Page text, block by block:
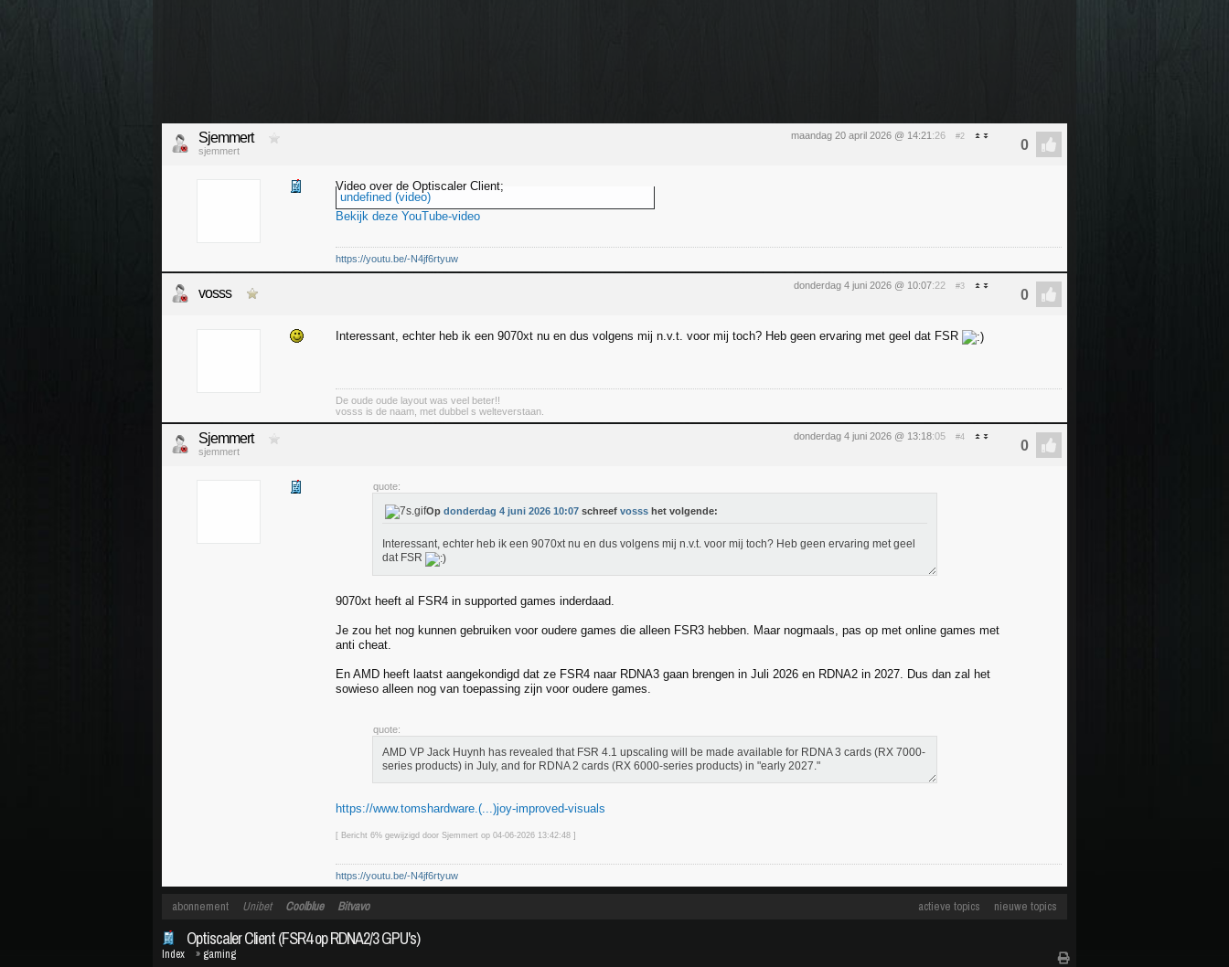
maandag 20 april 2026 @ 14:21 :26 #2
Sjemmert
sjemmert
Video over de Optiscaler Client;
undefined (video)
Bekijk deze YouTube-video
https://youtu.be/-N4jf6rtyuw
donderdag 4 juni 2026 @ 10:07:22 #3
vosss
Interessant, echter heb ik een 9070xt nu en dus volgens mij n.v.t. voor mij toch? Heb geen ervaring met geel dat FSR
De oude oude layout was veel beter!!
vosss is de naam, met dubbel s welteverstaan.
donderdag 4 juni 2026 @ 13:18:05 #4
Sjemmert
sjemmert
quote:
Op donderdag 4 juni 2026 10:07 schreef vosss het volgende:
Interessant, echter heb ik een 9070xt nu en dus volgens mij n.v.t. voor mij toch? Heb geen ervaring met geel
dat FSR
9070xt heeft al FSR4 in supported games inderdaad.
Je zou het nog kunnen gebruiken voor oudere games die alleen FSR3 hebben. Maar nogmaals, pas op met online games met
anti cheat.
En AMD heeft laatst aangekondigd dat ze FSR4 naar RDNA3 gaan brengen in Juli 2026 en RDNA2 in 2027. Dus dan zal het
sowieso alleen nog van toepassing zijn voor oudere games.
quote:
AMD VP Jack Huynh has revealed that FSR 4.1 upscaling will be made available for RDNA 3 cards (RX 7000-
series products) in July, and for RDNA 2 cards (RX 6000-series products) in "early 2027."
https://www.tomshardware.(...)joy-improved-visuals
[ Bericht 6% gewijzigd door Sjemmert op 04-06-2026 13:42:48 ]
https://youtu.be/-N4jf6rtyuw
actieve topics nieuwe topics
abonnement Unibet Coolblue Bitvavo
Optiscaler Client (FSR4 op RDNA2/3 GPU's)
Index » gaming